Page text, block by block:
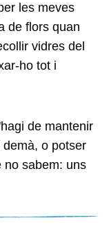
les meves
de flors quan
vidres del
ho tot i
de mantenir
o potser
no sabem: uns